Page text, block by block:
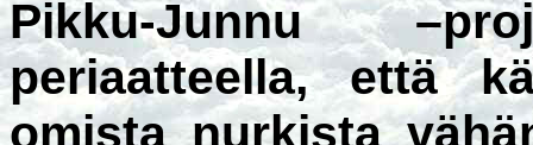
Pikku-Junnu
periaatteella, että
omista nurkista